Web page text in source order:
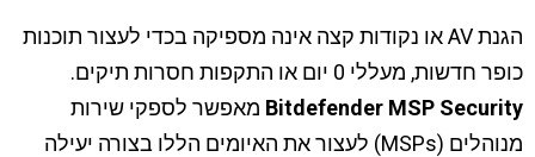
הגנת AV או נקודות קצה אינה מספיקה בכדי לעצור תוכנות
כופר חדשות, מעללי 0 יום או התקפות חסרות תיקים.
Bitdefender MSP Security מאפשר לספקי שירות
מנוהלים (MSPs) לעצור את האיומים הללו בצורה יעילה